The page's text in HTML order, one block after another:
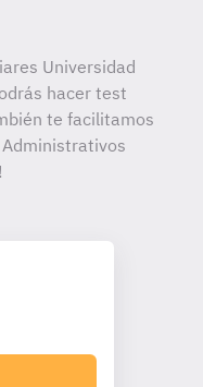
Universidad
hacer test
te facilitamos